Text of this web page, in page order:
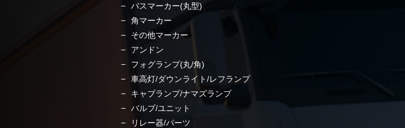
バスマーカー(丸型)
角マーカー
その他マーカー
アンドン
フォグランプ(丸/角)
車高灯/ダウンライト/レフランプ
キャブランプ/ナマズランプ
バルブ/ユニット
リレー器/パーツ